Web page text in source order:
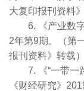
大复印报刊资料
6. 《产业数
2年第9期。（第
报刊资料》转载）
7. 《“一带一
《财经研究》